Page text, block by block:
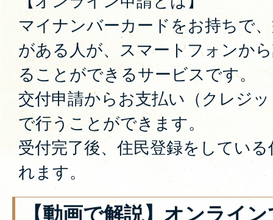
マイナンバーカードをお持ちで
がある人が、スマートフォンか
ることができるサービスです。
交付申請からお支払い（クレジ
で行うことができます。
受付完了後、住民登録をしてい
れます。
【動画で解説】オンライ